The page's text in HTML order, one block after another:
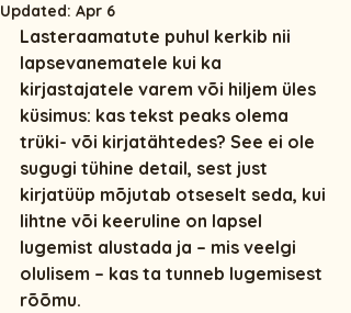
Updated: Apr 6
Lasteraamatute puhul kerkib nii
lapsevanematele kui ka
kirjastajatele varem või hiljem üles
küsimus: kas tekst peaks olema
trüki- või kirjatähtedes? See ei ole
sugugi tühine detail, sest just
kirjatüüp mõjutab otseselt seda, kui
lihtne või keeruline on lapsel
lugemist alustada ja – mis veelgi
olulisem – kas ta tunneb lugemisest
rõõmu.